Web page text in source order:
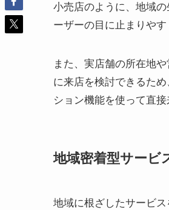
小売店のように、地域
ーザーの目に止まりやす
また、実店舗の所在地
に来店を検討できるた
ション機能を使って直
地域密着型サービ
地域に根ざしたサービ